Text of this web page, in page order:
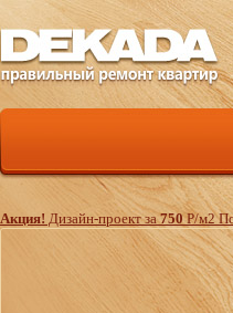
Акция! Дизайн-проект за750 Р/м2